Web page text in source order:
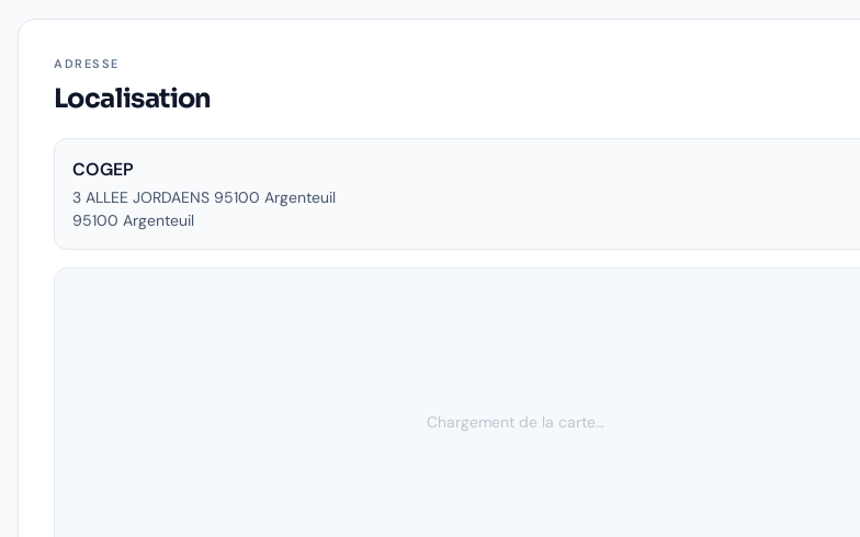
ADRESSE
Localisation
COGEP
3 ALLEE JORDAENS 95100 Argenteuil
95100 Argenteuil
Chargement de la carte…